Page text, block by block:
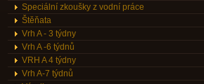
Speciální zkoušky z vodní práce
Štěňata
Vrh A - 3 týdny
Vrh A -6 týdnů
VRH A 4 týdny
Vrh A-7 týdnů